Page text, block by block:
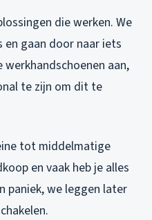
die werken. We
gaan door naar iets
aan,
te zijn om dit te
tot middelmatige
en vaak heb je alles
paniek, we leggen later